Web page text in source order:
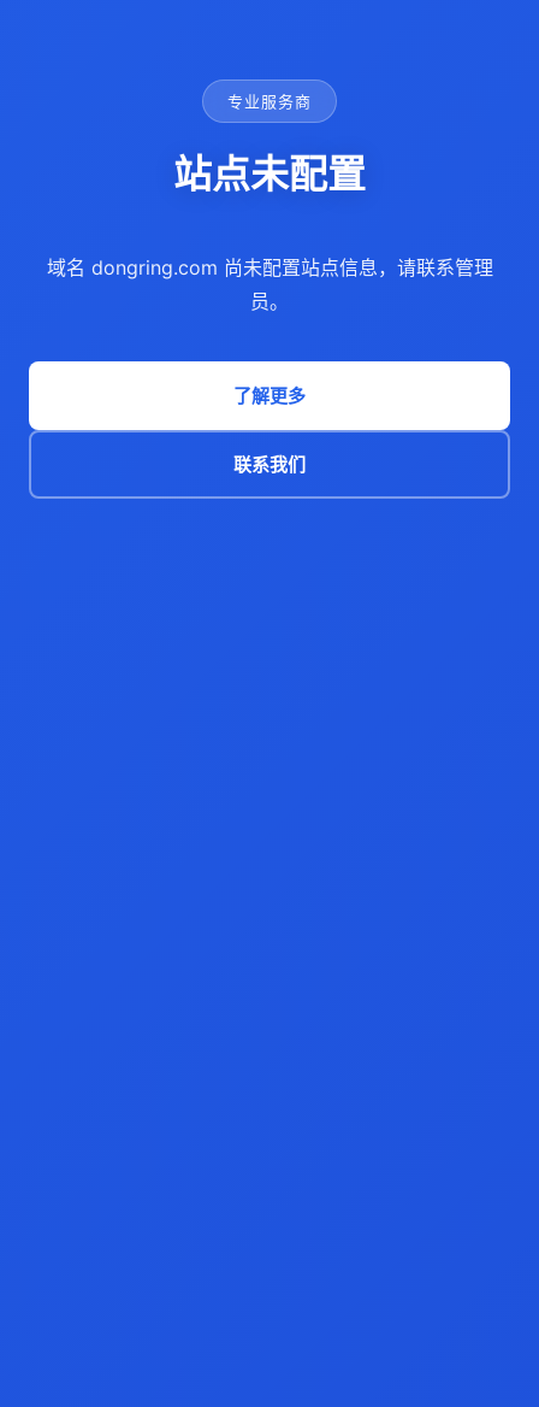
专业服务商
站点未配置
域名 dongring.com 尚未配置站点信息，请联系管理
员。
了解更多
联系我们